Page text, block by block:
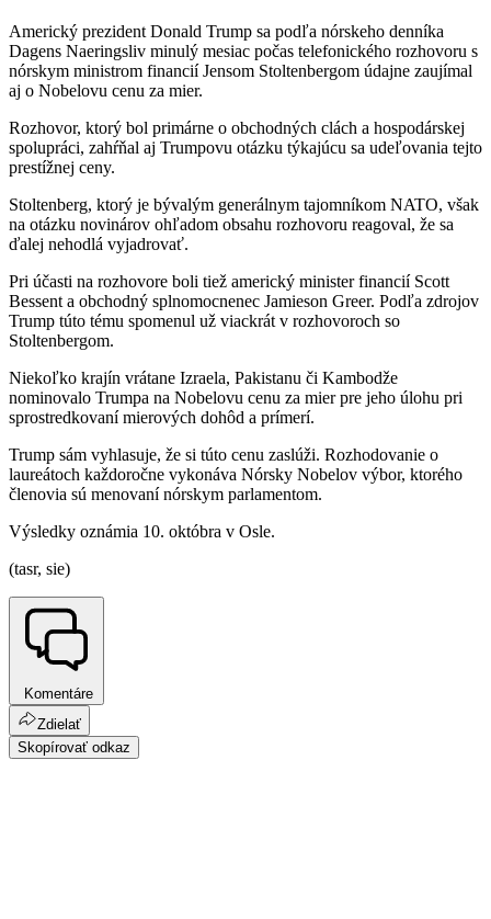
Americký prezident Donald Trump sa podľa nórskeho denníka
Dagens Naeringsliv minulý mesiac počas telefonického rozhovoru s
nórskym ministrom financií Jensom Stoltenbergom údajne zaujímal
aj o Nobelovu cenu za mier.
Rozhovor, ktorý bol primárne o obchodných clách a hospodárskej
spolupráci, zahŕňal aj Trumpovu otázku týkajúcu sa udeľovania tejto
prestížnej ceny.
Stoltenberg, ktorý je bývalým generálnym tajomníkom NATO, však
na otázku novinárov ohľadom obsahu rozhovoru reagoval, že sa
ďalej nehodlá vyjadrovať.
Pri účasti na rozhovore boli tiež americký minister financií Scott
Bessent a obchodný splnomocnenec Jamieson Greer. Podľa zdrojov
Trump túto tému spomenul už viackrát v rozhovoroch so
Stoltenbergom.
Niekoľko krajín vrátane Izraela, Pakistanu či Kambodže
nominovalo Trumpa na Nobelovu cenu za mier pre jeho úlohu pri
sprostredkovaní mierových dohôd a prímerí.
Trump sám vyhlasuje, že si túto cenu zaslúži. Rozhodovanie o
laureátoch každoročne vykonáva Nórsky Nobelov výbor, ktorého
členovia sú menovaní nórskym parlamentom.
Výsledky oznámia 10. októbra v Osle.
(tasr, sie)
Komentáre
Zdielať
Skopírovať odkaz